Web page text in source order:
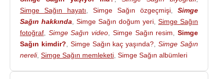
Kaynak:Biyografiler.com
Simge Sağın hayatı
Simge Sağın özgeçmişi
Simge
Sağın hakkında
Simge Sağın doğum yeri Simge Sağın
fotoğraf
Simge Sağın video Simge Sağın resim ,Simge
Sağın kimdir?
Simge Sağın kaç yaşında? ,Simge Sağın
nereli, Simge Sağın memleketi Simge Sağın albümleri